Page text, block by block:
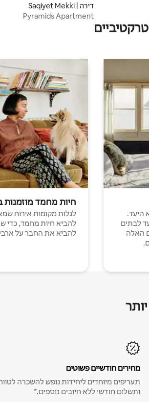
דירה | Saqiyet Mekki
Pyramids Apartment
היעד.
לבתים
האלה
חיות מחמד מוזמנות
לגלות מקומות אירוח
להביא חיות מחמד, כדי
להביא את החבר על
מחירים חודשיים פשוטים
תעריפים מיוחדים ליחידות נופש להשכרה
ותשלום חודשי ללא חיובים נוספים.*